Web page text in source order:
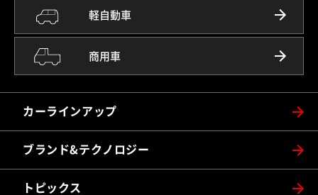
軽自動車
商用車
カーラインアップ
ブランド&テクノロジー
トピックス